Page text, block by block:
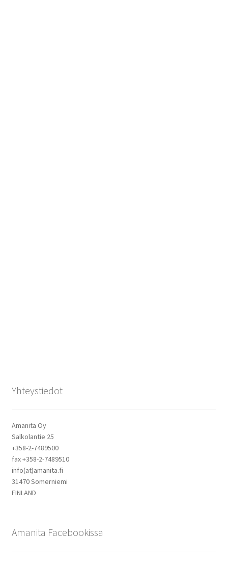
Yhteystiedot
Amanita Oy
Salkolantie 25
+358-2-7489500
fax +358-2-7489510
info(at)amanita.fi
31470 Somerniemi
FINLAND
Amanita Facebookissa